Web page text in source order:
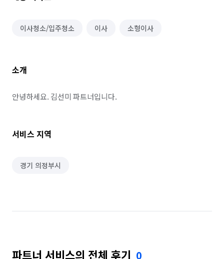
이사청소/입주청소 이사 소형이사
소개
안녕하세요. 김선미 파트너입니다.
서비스 지역
경기 의정부시
파트너 서비스의 전체 후기 0